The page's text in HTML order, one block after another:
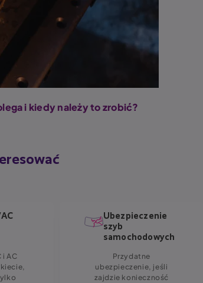
i kiedy należy to zrobić?
i AC
Ubezpieczenie
szyb
samochodowych
Przydatne
ubezpieczenie, jeśli
zajdzie konieczność